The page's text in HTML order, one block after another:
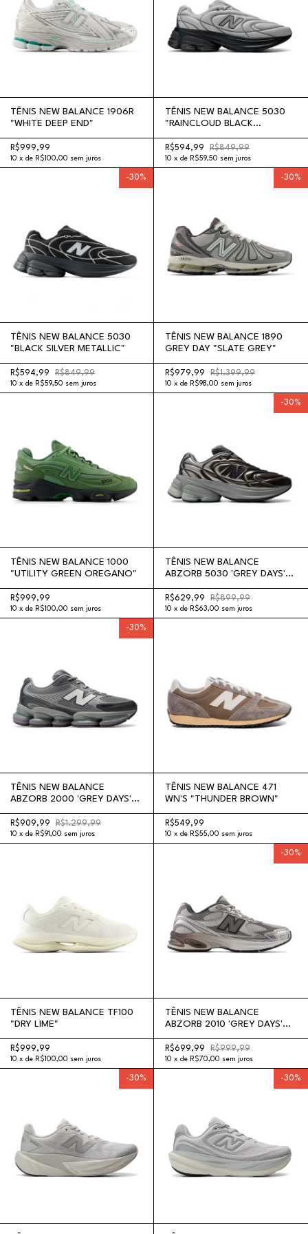
TÊNIS NEW BALANCE 1906R
"WHITE DEEP END"
R$999,99
10 x de R$100,00 sem juros
TÊNIS NEW BALANCE 5030
"RAINCLOUD BLACK
R$594,99 R$849,99
10 x de R$59,50 sem juros
-30%
TÊNIS NEW BALANCE 5030
"BLACK SILVER METALLIC"
R$594,99 R$849,99
10 x de R$59,50 sem juros
-30%
TÊNIS NEW BALANCE 1890
GREY DAY "SLATE GREY"
R$979,99 R$1.399,99
10 x de R$98,00 sem juros
TÊNIS NEW BALANCE 1000
"UTILITY GREEN OREGANO"
R$999,99
10 x de R$100,00 sem juros
-30%
TÊNIS NEW BALANCE
ABZORB 5030 'GREY DAYS'
METALLIC"
R$629,99 R$899,99
10 x de R$63,00 sem juros
-30%
TÊNIS NEW BALANCE
ABZORB 2000 'GREY DAYS'
CASTLEROCK"
R$909,99 R$1.299,99
10 x de R$91,00 sem juros
TÊNIS NEW BALANCE 471
WN'S "THUNDER BROWN"
R$549,99
10 x de R$55,00 sem juros
TÊNIS NEW BALANCE TF100
"DRY LIME"
R$999,99
10 x de R$100,00 sem juros
-30%
TÊNIS NEW BALANCE
ABZORB 2010 'GREY DAYS'
R$699,99 R$999,99
10 x de R$70,00 sem juros
-30% -30%